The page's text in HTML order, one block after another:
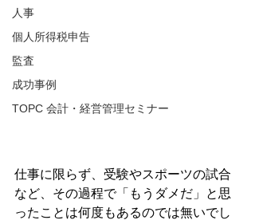
人事
個人所得税申告
監査
成功事例
TOPC 会計・経営管理セミナー
仕事に限らず、受験やスポーツの試合
など、その過程で「もうダメだ」と思
ったことは何度もあるのでは無いでし